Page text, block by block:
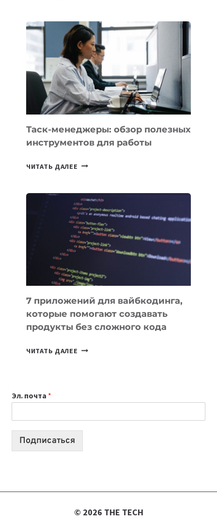
БИЗНЕСА:
КАКИЕ
3
ЗАДАЧИ
ЕМУ
МОЖНО
ПОРУЧИТЬ
УЖЕ
Таск-менеджеры: обзор полезных
инструментов для работы
ЧИТАТЬ ДАЛЕЕ ТАСК-
ПОЛЕЗНЫХ
ИНСТРУМЕНТОВ
ДЛЯ
РАБОТЫ
7 приложений для вайбкодинга,
которые помогают создавать
продукты без сложного кода
ЧИТАТЬ ДАЛЕЕ 7
СОЗДАВАТЬ
ПРОДУКТЫ
Эл. почта *
Подписаться
© 2026 THE TECH